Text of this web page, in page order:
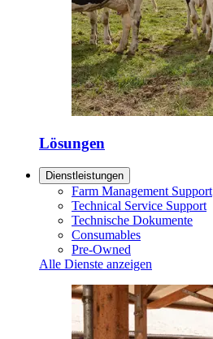
Lösungen
Dienstleistungen
Farm Management Support
Technical Service Support
Technische Dokumente
Consumables
Pre-Owned
Alle Dienste anzeigen